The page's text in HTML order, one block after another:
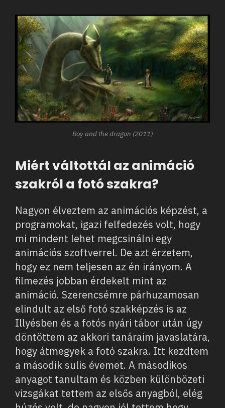
Boy and the dragon (2011)
Miért váltottál az animáció
szakról a fotó szakra?
Nagyon élveztem az animációs képzést, a
programokat, igazi felfedezés volt, hogy
mi mindent lehet megcsinálni egy
animációs szoftverrel. De azt érzetem,
hogy ez nem teljesen az én irányom. A
filmezés jobban érdekelt mint az
animáció. Szerencsémre párhuzamosan
elindult az első fotó szakképzés is az
Illyésben és a fotós nyári tábor után úgy
döntöttem az akkori tanáraim javaslatára,
hogy átmegyek a fotó szakra. Itt kezdtem
a második sulis évemet. A másodikos
anyagot tanultam és közben különbözeti
vizsgákat tettem az elsős anyagból, elég